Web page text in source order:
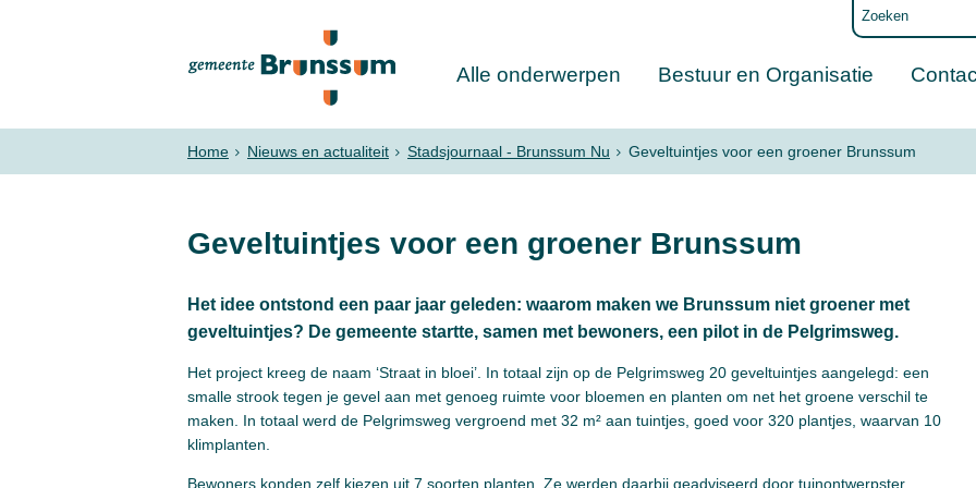
Alle onderwerpen Bestuur en Organisatie
Home Nieuws en actualiteit Stadsjournaal - Brunssum Nu Geveltuintjes voor een groener Brunssum
Geveltuintjes voor een groener Brunssum
Het idee ontstond een paar jaar geleden: waarom maken we Brunssum niet groener met
geveltuintjes? De gemeente startte, samen met bewoners, een pilot in de Pelgrimsweg.
Het project kreeg de naam ‘Straat in bloei’. In totaal zijn op de Pelgrimsweg 20 geveltuintjes aangelegd: een
smalle strook tegen je gevel aan met genoeg ruimte voor bloemen en planten om net het groene verschil te
maken. In totaal werd de Pelgrimsweg vergroend met 32 m² aan tuintjes, goed voor 320 plantjes, waarvan 10
klimplanten.
Bewoners konden zelf kiezen uit 7 soorten planten. Ze werden daarbij geadviseerd door tuinontwerpster